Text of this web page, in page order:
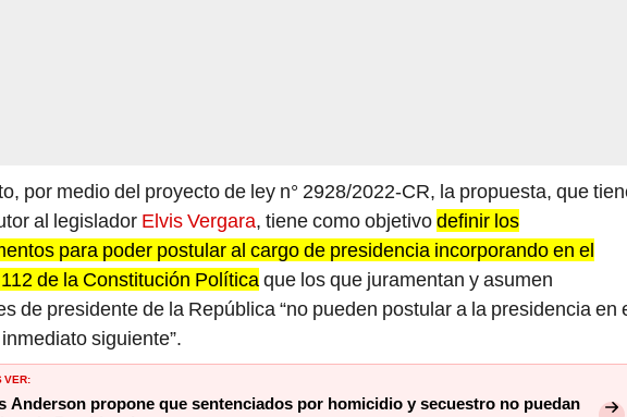
al legislador Elvis Vergara, tiene como objetivo definir los
para poder postular al cargo de presidencia incorporando en el
de la Constitución Políticaque los que juramentan y asumen
de presidente de la República “no pueden postular a la presidencia en el
siguiente”.
VER:
Anderson propone que sentenciados por homicidio y secuestro no puedan
a la Presidencia